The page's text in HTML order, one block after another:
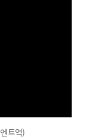
트역)